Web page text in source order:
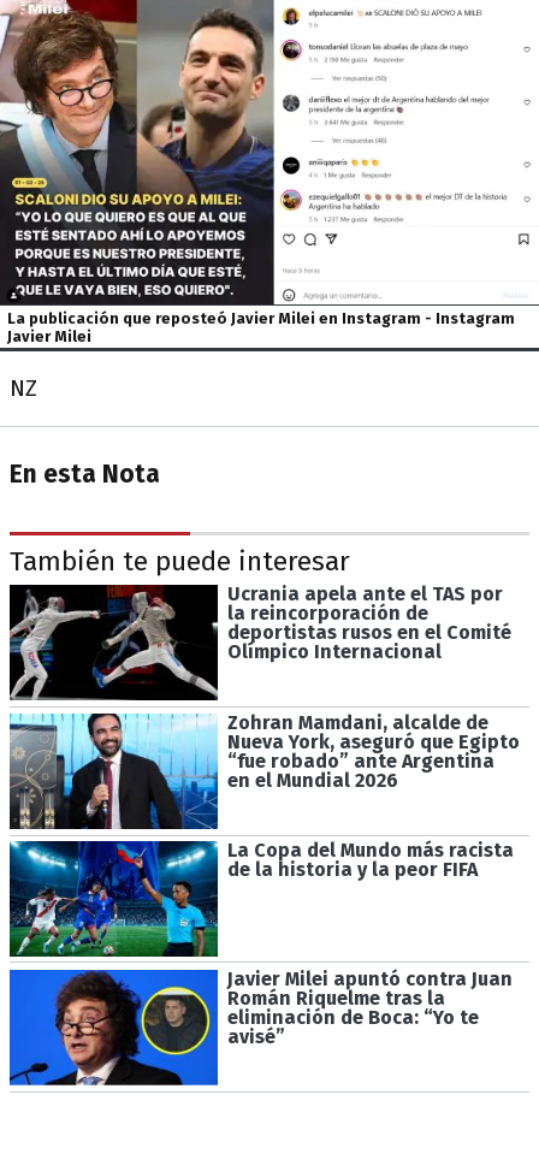
La publicación que reposteó Javier Milei en Instagram - Instagram
Javier Milei
NZ
En esta Nota
También te puede interesar
Ucrania apela ante el TAS por
la reincorporación de
deportistas rusos en el Comité
Olímpico Internacional
Zohran Mamdani, alcalde de
Nueva York, aseguró que Egipto
“fue robado” ante Argentina
en el Mundial 2026
La Copa del Mundo más racista
de la historia y la peor FIFA
Javier Milei apuntó contra Juan
Román Riquelme tras la
eliminación de Boca: “Yo te
avisé”